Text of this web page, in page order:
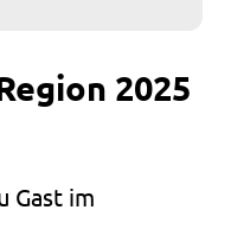
2025
Gast im